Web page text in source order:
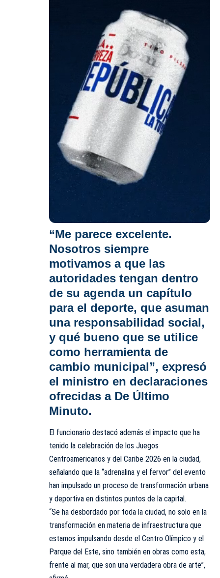
“Me parece excelente.
Nosotros siempre
motivamos a que las
autoridades tengan dentro
de su agenda un capítulo
para el deporte, que asuman
una responsabilidad social,
y qué bueno que se utilice
como herramienta de
cambio municipal”, expresó
el ministro en declaraciones
ofrecidas a De Último
Minuto.
El funcionario destacó además el impacto que ha
tenido la celebración de los Juegos
Centroamericanos y del Caribe 2026 en la ciudad,
señalando que la “adrenalina y el fervor” del evento
han impulsado un proceso de transformación urbana
y deportiva en distintos puntos de la capital.
“Se ha desbordado por toda la ciudad, no solo en la
transformación en materia de infraestructura que
estamos impulsando desde el Centro Olímpico y el
Parque del Este, sino también en obras como esta,
frente al mar, que son una verdadera obra de arte”,